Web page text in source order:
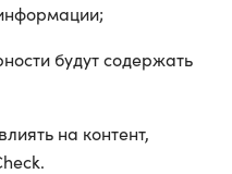
будут содержать
на контент,